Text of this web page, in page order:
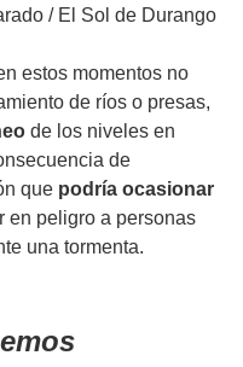
/ El Sol de Durango
estos momentos no
de ríos o presas,
de los niveles en
de
que podría ocasionar
en peligro a personas
una tormenta.